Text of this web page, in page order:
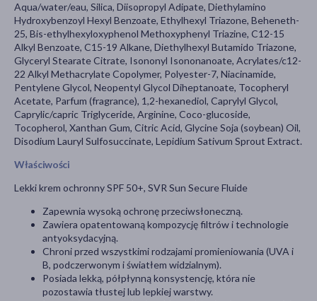
Aqua/water/eau, Silica, Diisopropyl Adipate, Diethylamino
Hydroxybenzoyl Hexyl Benzoate, Ethylhexyl Triazone, Beheneth-
25, Bis-ethylhexyloxyphenol Methoxyphenyl Triazine, C12-15
Alkyl Benzoate, C15-19 Alkane, Diethylhexyl Butamido Triazone,
Glyceryl Stearate Citrate, Isononyl Isononanoate, Acrylates/c12-
22 Alkyl Methacrylate Copolymer, Polyester-7, Niacinamide,
Pentylene Glycol, Neopentyl Glycol Diheptanoate, Tocopheryl
Acetate, Parfum (fragrance), 1,2-hexanediol, Caprylyl Glycol,
Caprylic/capric Triglyceride, Arginine, Coco-glucoside,
Tocopherol, Xanthan Gum, Citric Acid, Glycine Soja (soybean) Oil,
Disodium Lauryl Sulfosuccinate, Lepidium Sativum Sprout Extract.
Właściwości
Lekki krem ochronny SPF 50+, SVR Sun Secure Fluide
Zapewnia wysoką ochronę przeciwsłoneczną.
Zawiera opatentowaną kompozycję filtrów i technologie
antyoksydacyjną.
Chroni przed wszystkimi rodzajami promieniowania (UVA i
B, podczerwonym i światłem widzialnym).
Posiada lekką, półpłynną konsystencję, która nie
pozostawia tłustej lub lepkiej warstwy.